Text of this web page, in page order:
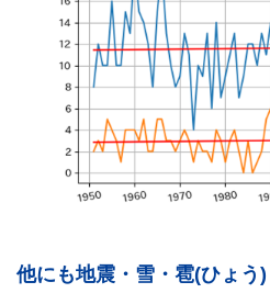
他にも地震・雪・雹(ひょう